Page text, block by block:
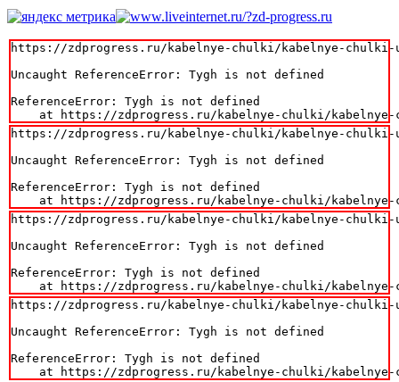
https://zdprogress.ru/kabelnye-chulki/kabelnye-chulki-
Uncaught ReferenceError: Tygh is not defined
ReferenceError: Tygh is not defined
at https://zdprogress.ru/kabelnye-chulki/
https://zdprogress.ru/kabelnye-chulki/kabelnye-chulki-
Uncaught ReferenceError: Tygh is not defined
ReferenceError: Tygh is not defined
at https://zdprogress.ru/kabelnye-chulki/
https://zdprogress.ru/kabelnye-chulki/kabelnye-chulki-
Uncaught ReferenceError: Tygh is not defined
ReferenceError: Tygh is not defined
at https://zdprogress.ru/kabelnye-chulki/
https://zdprogress.ru/kabelnye-chulki/kabelnye-chulki-
Uncaught ReferenceError: Tygh is not defined
ReferenceError: Tygh is not defined
at https://zdprogress.ru/kabelnye-chulki/